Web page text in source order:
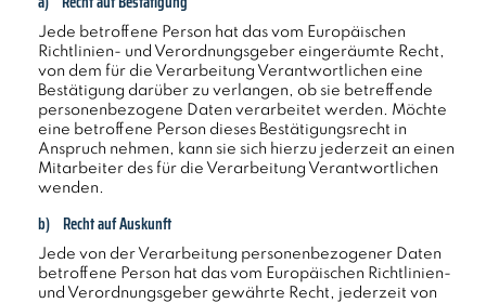
Jede betroffene Person hat das vom Europäischen
Richtlinien- und Verordnungsgeber eingeräumte Recht,
von dem für die Verarbeitung Verantwortlichen eine
Bestätigung darüber zu verlangen, ob sie betreffende
personenbezogene Daten verarbeitet werden. Möchte
eine betroffene Person dieses Bestätigungsrecht in
Anspruch nehmen, kann sie sich hierzu jederzeit an einen
Mitarbeiter des für die Verarbeitung Verantwortlichen
wenden.
b) Recht auf Auskunft
Jede von der Verarbeitung personenbezogener Daten
betroffene Person hat das vom Europäischen Richtlinien-
und Verordnungsgeber gewährte Recht, jederzeit von